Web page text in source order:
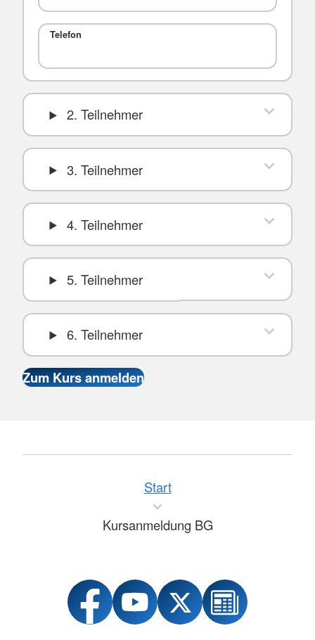
Telefon
2. Teilnehmer
3. Teilnehmer
4. Teilnehmer
5. Teilnehmer
6. Teilnehmer
Start
Kursanmeldung BG